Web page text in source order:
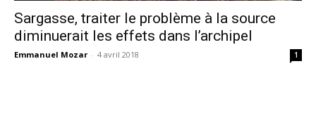
Sargasse, traiter le problème à la source
diminuerait les effets dans l’archipel
Emmanuel Mozar - 4 avril 2018 1